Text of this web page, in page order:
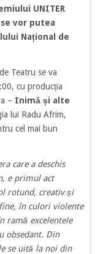
UNITER
vor putea
Național de
Teatru se va
cu producția
– Inimă și alte
lui Radu Afrim,
cel mai bun
care a deschis
e primul act
rotund, creativ și
în culori violente
ramă excelentele
obsedant. Din
se uită la noi din